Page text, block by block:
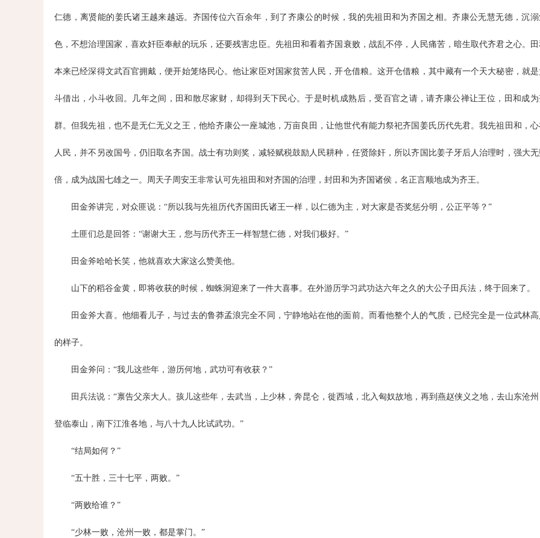
仁德，离贤能的姜氏诸王越来越远。齐国传位六百余年，到了齐康公的时候，我的先祖田和为齐国之相。齐康公无慧无德，沉
色，不想治理国家，喜欢奸臣奉献的玩乐，还要残害忠臣。先祖田和看着齐国衰败，战乱不停，人民痛苦，暗生取代齐君之心。
本来已经深得文武百官拥戴，便开始笼络民心。他让家臣对国家贫苦人民，开仓借粮。这开仓借粮，其中藏有一个天大秘密，就
斗借出，小斗收回。几年之间，田和散尽家财，却得到天下民心。于是时机成熟后，受百官之请，请齐康公禅让王位，田和成
群。但我先祖，也不是无仁无义之王，他给齐康公一座城池，万亩良田，让他世代有能力祭祀齐国姜氏历代先君。我先祖田和，
人民，并不另改国号，仍旧取名齐国。战士有功则奖，减轻赋税鼓励人民耕种，任贤除奸，所以齐国比姜子牙后人治理时，强大
倍，成为战国七雄之一。周天子周安王非常认可先祖田和对齐国的治理，封田和为齐国诸侯，名正言顺地成为齐王。
田金斧讲完，对众匪说：“所以我与先祖历代齐国田氏诸王一样，以仁德为主，对大家是否奖惩分明，公正平等？”
土匪们总是回答：“谢谢大王，您与历代齐王一样智慧仁德，对我们极好。”
田金斧哈哈长笑，他就喜欢大家这么赞美他。
山下的稻谷金黄，即将收获的时候，蜘蛛洞迎来了一件大喜事。在外游历学习武功达六年之久的大公子田兵法，终于回来了。
田金斧大喜。他细看儿子，与过去的鲁莽孟浪完全不同，宁静地站在他的面前。而看他整个人的气质，已经完全是一位武林
的样子。
田金斧问：“我儿这些年，游历何地，武功可有收获？”
田兵法说：“禀告父亲大人。孩儿这些年，去武当，上少林，奔昆仑，徙西域，北入匈奴故地，再到燕赵侠义之地，去山东沧
登临泰山，南下江淮各地，与八十九人比试武功。”
“结局如何？”
“五十胜，三十七平，两败。”
“两败给谁？”
“少林一败，沧州一败，都是掌门。”